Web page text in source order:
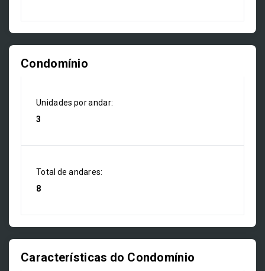
Condomínio
Unidades por andar:
3
Total de andares:
8
Características do Condomínio